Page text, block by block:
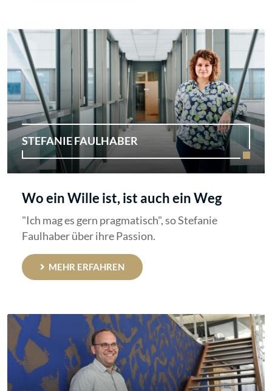
STEFANIE FAULHABER
Wo ein Wille ist, ist auch ein Weg
"Ich mag es gern pragmatisch", so Stefanie
Faulhaber über ihre Passion.
MEHR ERFAHREN